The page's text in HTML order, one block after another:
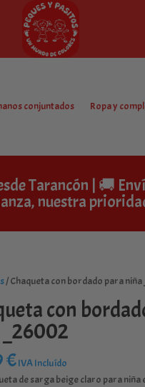
conjuntados Ropa y
Tarancón | 🚚
nuestra
/ Chaqueta con bordado para
con
€IVA Incluído
de sarga beige claro para niña